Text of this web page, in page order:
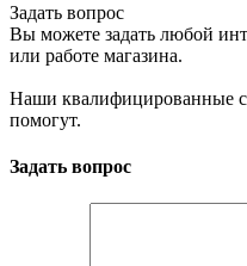
Задать вопрос
Вы можете задать любой
или работе магазина.
Наши квалифицированные
помогут.
Задать вопрос